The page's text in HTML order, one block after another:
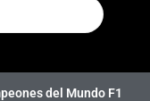
del Mundo F1